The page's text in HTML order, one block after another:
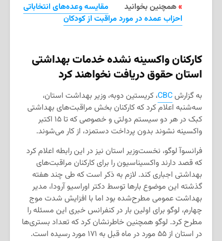
»همچنین بخوانید مقایسه وعده‌های انتخاباتی
احزاب عمده در مورد مراقبت از کودکان
کارکنان واکسینه نشده خدمات بهداشتی
استان حقوق دریافت نخواهند کرد
به گزارشCBC، کریستین دوبه، وزیر بهداشت استان،
سه‌شنبه اعلام کرد که کارکنان بخش مراقبت‌های بهداشتی
کبک در هر دو سیستم دولتی و خصوصی که تا ۱۵ اکتبر
واکسینه نشوند بدون پرداخت دستمزد، از کار می‌شوند.
فرانسوآ لوگو، نخست‌وزیر استان نیز در این رابطه اعلام کرد
که قصد دارند واکسیناسیون را برای کارکنان مراقبت‌های
بهداشتی اجباری کند. لازم به ذکر است که طی چند هفته
گذشته این موضوع بارها توسط دکتر اوراسیو آرودا، مدیر
بهداشت عمومی مطرح‌شده بود اما با افزایش شدت موج
چهارم، لوگو برای اولین بار در کنفرانس خبری این مسئله را
مطرح کرد. لوگو همچنین خاطرنشان کرد که تعداد بستری‌ها
در استان از ۵۵ مورد در ماه قبل به ۱۷۱ مورد رسیده است.